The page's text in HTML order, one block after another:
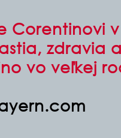
Corentinovi
zdravia
vo veľkej